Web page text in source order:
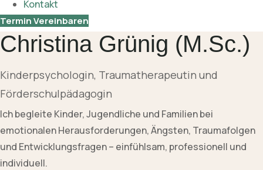
Kontakt
Termin Vereinbaren
Christina Grünig (M.Sc.)
Kinderpsychologin, Traumatherapeutin und
Förderschulpädagogin
Ich begleite Kinder, Jugendliche und Familien bei
emotionalen Herausforderungen, Ängsten, Traumafolgen
und Entwicklungsfragen – einfühlsam, professionell und
individuell.